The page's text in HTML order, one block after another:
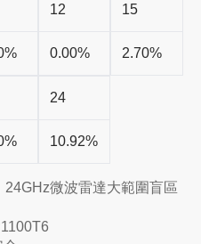
12
0.00%
15
2.70%
24
10.92%
微波雷達大範圍盲區